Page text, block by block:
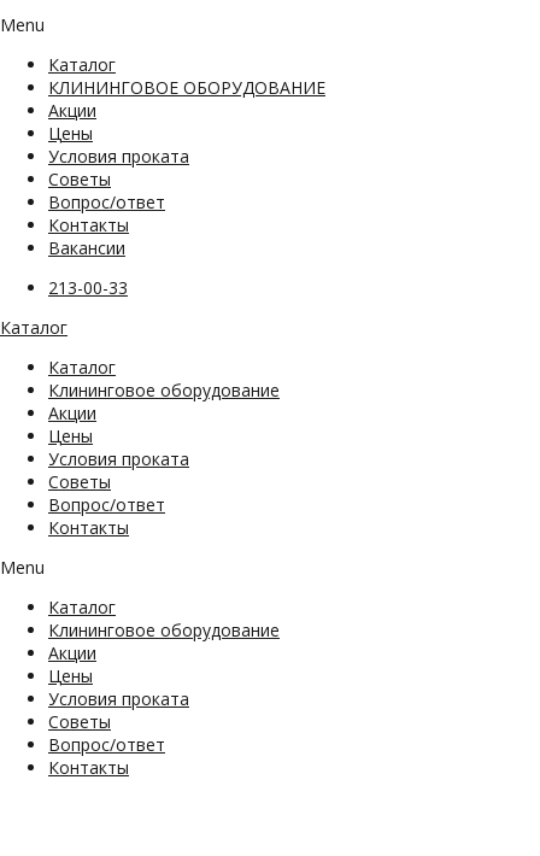
Menu
Каталог
КЛИНИНГОВОЕ ОБОРУДОВАНИЕ
Акции
Цены
Условия проката
Советы
Вопрос/ответ
Контакты
Вакансии
213-00-33
Каталог
Каталог
Клининговое оборудование
Акции
Цены
Условия проката
Советы
Вопрос/ответ
Контакты
Menu
Каталог
Клининговое оборудование
Акции
Цены
Условия проката
Советы
Вопрос/ответ
Контакты